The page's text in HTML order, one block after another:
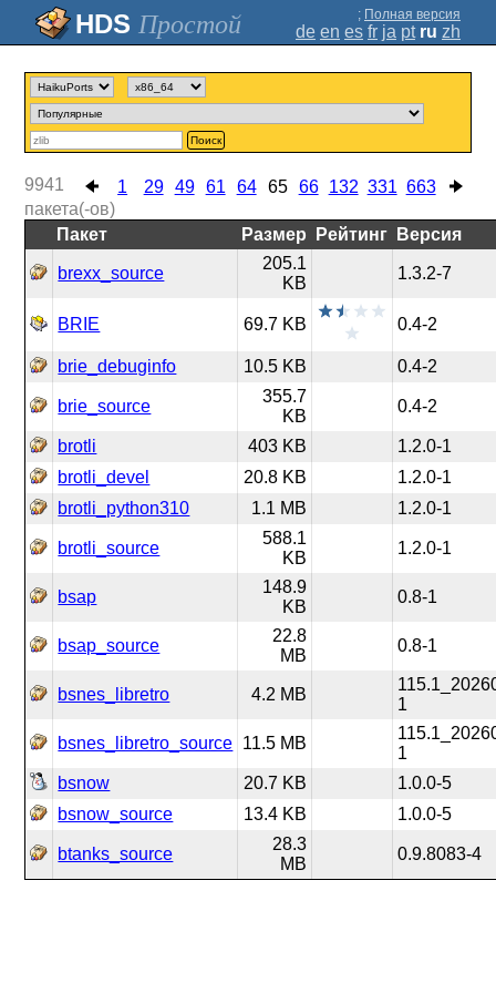
Простой ; Полная версия
de en es fr ja pt ru zh
Поиск
1 29 49 61 64 65 66 132 331 663
9941
пакета(-ов)
Пакет
Размер Рейтинг Версия
brexx_source
205.1
KB
1.3.2-7
BRIE 69.7 KB 0.4-2
brie_debuginfo 10.5 KB 0.4-2
brie_source
355.7
KB
0.4-2
brotli 403 KB
1.2.0-1
brotli_devel
20.8 KB
1.2.0-1
brotli_python310
1.1 MB 1.2.0-1
brotli_source
588.1
KB
1.2.0-1
bsap
148.9
KB
0.8-1
bsap_source
22.8
MB
0.8-1
bsnes_libretro 4.2 MB
1
bsnes_libretro_source 11.5 MB
1
bsnow
20.7 KB
1.0.0-5
bsnow_source
13.4 KB 1.0.0-5
btanks_source
28.3
MB
0.9.8083-4